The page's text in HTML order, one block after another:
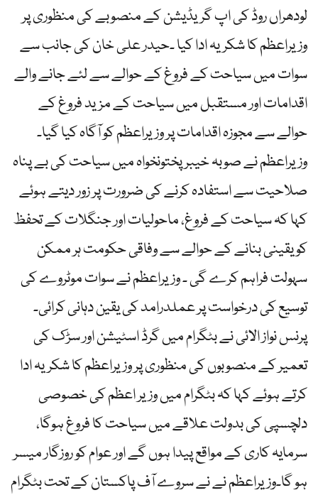
لودھراں روڈ کی اپ گریڈیشن کے منصوبے کی منظوری پر
وزیراعظم کا شکریہ ادا کیا ۔حیدر علی خان کی جانب سے
سوات میں سیاحت کے فروغ کے حوالے سے لئے جانے والے
اقدامات اور مستقبل میں سیاحت کے مزید فروغ کے
حوالے سے مجوزہ اقدامات پر وزیراعظم کو آگاہ کیا گیا۔
وزیراعظم نے صوبہ خیبر پختونخواہ میں سیاحت کی بے پناہ
صلاحیت سے استفادہ کرنے کی ضرورت پر زور دیتے ہوئے
کہا کہ سیاحت کے فروغ، ماحولیات اور جنگلات کے تحفظ
کو یقینی بنانے کے حوالے سے وفاقی حکومت ہر ممکن
سہولت فراہم کرے گی ۔ وزیراعظم نے سوات موٹروے کی
توسیع کی درخواست پر عملدرامد کی یقین دہانی کرائی۔
پرنس نواز الائی نے بٹگرام میں گرڈ اسٹیشن اور سڑک کی
تعمیر کے منصوبوں کی منظوری پر وزیراعظم کا شکریہ ادا
کرتے ہوئے کہا کہ بٹگرام میں وزیر اعظم کی خصوصی
دلچسپی کی بدولت علاقے میں سیاحت کا فروغ ہوگا،
سرمایہ کاری کے مواقع پیدا ہوں گے اور عوام کو روزگار میسر
ہو گا۔وزیراعظم نے نے سروے آف پاکستان کے تحت بٹگرام